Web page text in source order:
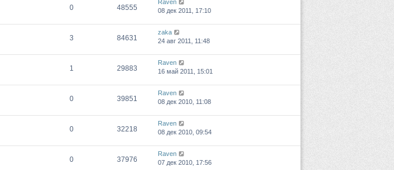
0 48555
Raven
08 дек 2011, 17:10
3 84631
zaka
24 авг 2011, 11:48
1 29883
Raven
16 май 2011, 15:01
0 39851
Raven
08 дек 2010, 11:08
0 32218
Raven
08 дек 2010, 09:54
0 37976
Raven
07 дек 2010, 17:56